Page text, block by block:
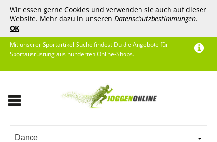
Wir essen gerne Cookies und verwenden sie auch auf dieser
Website. Mehr dazu in unseren Datenschutzbestimmungen.
OK
Mit unserer Sportartikel-Suche findest Du die Angebote für
Sportausrüstung aus hunderten Online-Shops.
Dance